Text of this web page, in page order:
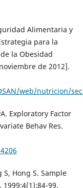
Alimentaria y
para la
la Obesidad
de 2012].
web/nutricion/
Exploratory Factor
Behav Res.
S, Hong S. Sample
99.